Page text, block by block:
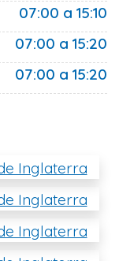
07:00 a 15:10
07:00 a 15:20
07:00 a 15:20